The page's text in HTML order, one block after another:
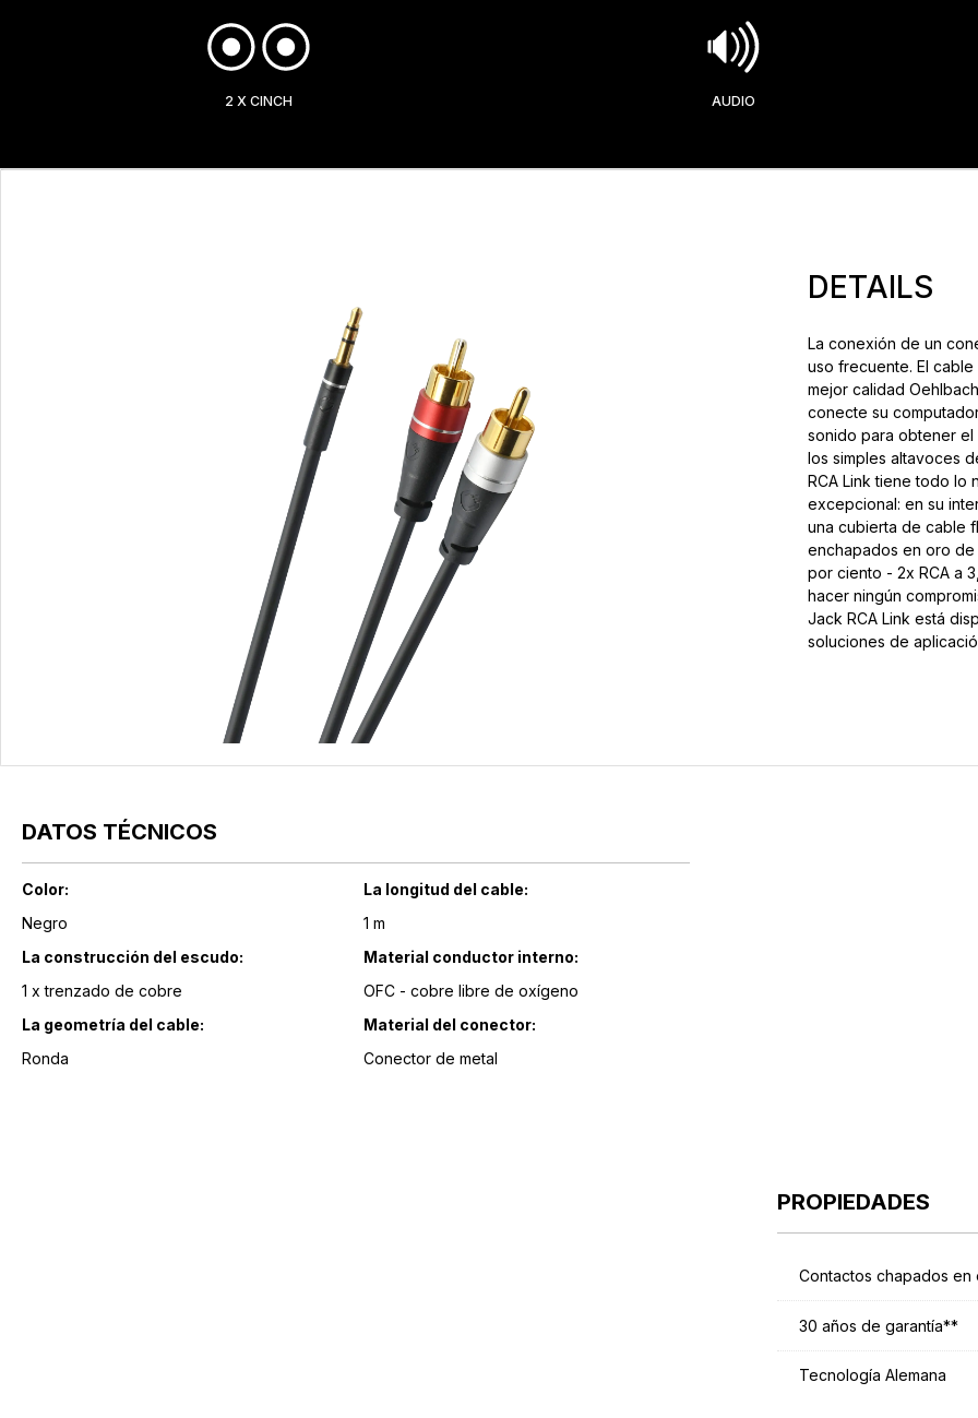
2 X CINCH AUDIO
DETAILS
La conexión de un
uso frecuente. El
mejor calidad
conecte su
sonido para obtener
los simples altavoces
RCA Link tiene todo lo
excepcional: en su
una cubierta de cable
enchapados en oro
por ciento - 2x RCA a
hacer ningún
Jack RCA Link está
soluciones de
DATOS TÉCNICOS
Color:
Negro
La construcción del escudo:
1 x trenzado de cobre
La geometría del cable:
Ronda
La longitud del cable:
1 m
Material conductor interno:
OFC - cobre libre de oxígeno
Material del conector:
Conector de metal
PROPIEDADES
Contactos chapados
30 años de garantía**
Tecnología Alemana